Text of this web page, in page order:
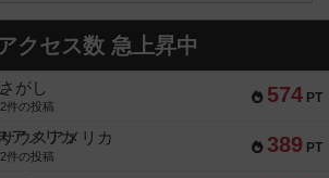
クセス数 急上昇中
574 PT
がし
2件の投稿
389 PT
ウスアメリカ
2件の投稿